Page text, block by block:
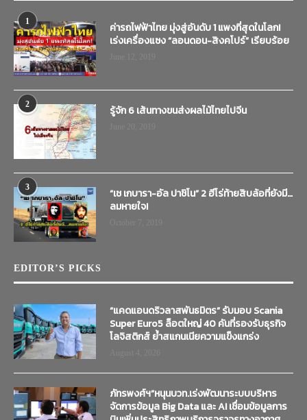
1
ค่ารถไฟฟ้าไทย มุ่งสู่อันดับ 1 แพงที่สุดในโลก!
เร่งเครื่องแซง “ลอนดอน-สิงคโปร์” เรียบร้อย
2 รู้จัก 6 เส้นทางขนส่งผลไม้ไทยไปจีน
3
“เช เกบารา-อัล ปาชิโน” 2 ฮีโร่ท้ายสิบล้อที่ยังมี…
ลมหายใจ!
EDITOR’S PICKS
“แคดแอนดริวลาสพันธมิตร” รับมอบ Scania
Super Euro5 ล็อตใหญ่ 40 คันที่รองรับธุรกิจ
โลจิสติกส์ ย้ำสแกนเนียความแข็งแกร่ง
ภัทรพงศ์ฯ”หนุนบวท.เร่งพัฒนาระบบบริหาร
จัดการข้อมูล Big Data และ AI เชื่อมข้อมูลการ